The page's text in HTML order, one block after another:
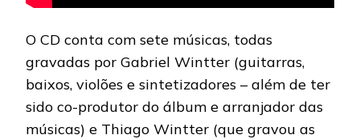
O CD conta com sete músicas, todas
gravadas por Gabriel Wintter (guitarras,
baixos, violões e sintetizadores – além de ter
sido co-produtor do álbum e arranjador das
músicas) e Thiago Wintter (que gravou as